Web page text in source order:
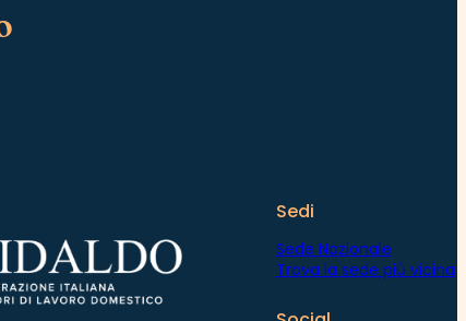
Sedi
Sede Nazionale
Trova la sede più vicina